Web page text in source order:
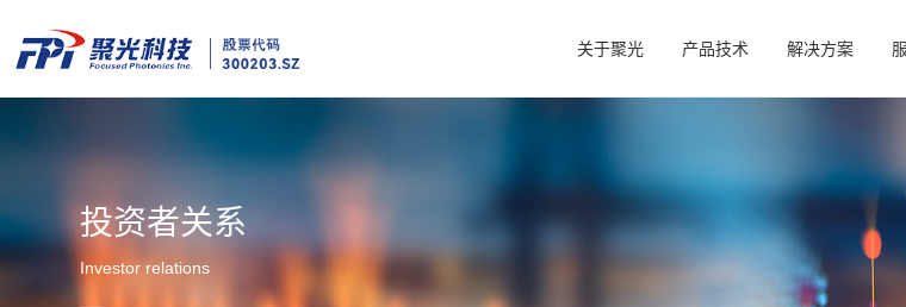
关于聚光 产品技术 解决方案
投资者关系
Investor relations